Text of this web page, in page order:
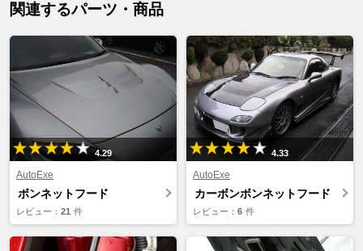
関連するパーツ・商品
4.29
AutoExe
ボンネットフード
レビュー： 21 件
4.33
AutoExe
カーボンボンネットフード
レビュー： 6 件